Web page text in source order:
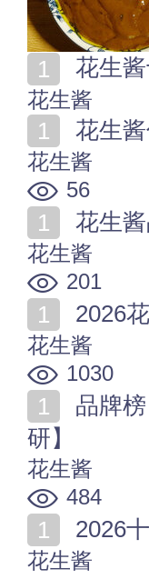
花生
花生酱
花生
花生酱
56
花生
花生酱
201
2026
花生酱
1030
研】
花生酱
484
2026
花生酱